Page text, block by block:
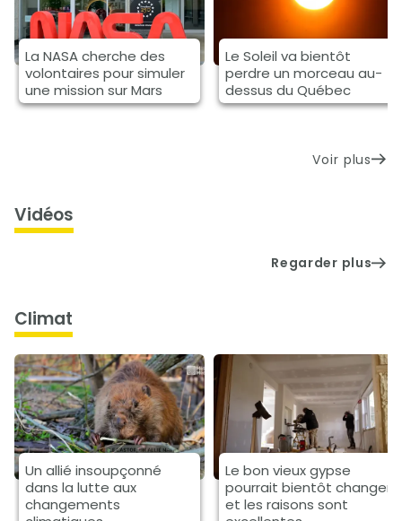
La NASA cherche des
volontaires pour simuler
une mission sur Mars
Le Soleil va bientôt
perdre un morceau au-
dessus du Québec
Voir plus
Vidéos
Regarder plus
climat
Un allié insoupçonné
dans la lutte aux
changements
Le bon vieux gypse
pourrait bientôt changer
et les raisons sont